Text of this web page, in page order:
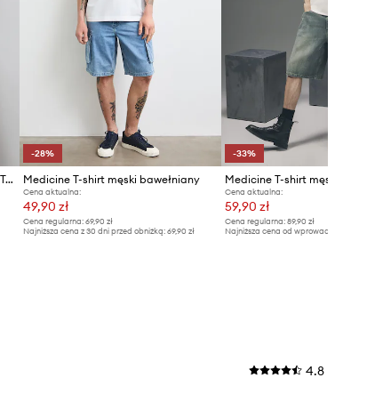
Medicine t-shirt męski bawełniany Twin Peaks
-28%
Medicine T-shirt męski bawełniany
Cena aktualna:
49,90 zł
Cena regularna:69,90 zł
Najniższa cena z 30 dni przed obniżką:69,90 zł
-33%
Medicine T-shirt męski
Cena aktualna:
59,90 zł
Cena regularna: 89,90 zł
Najniższa cena od wprowadzenia do
4.8